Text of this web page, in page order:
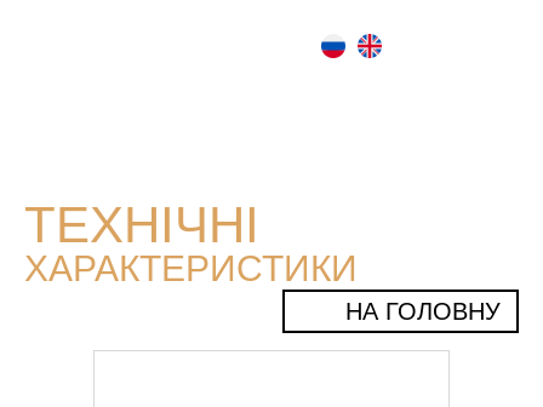
ТЕХНІЧНІ
ХАРАКТЕРИСТИКИ
НА ГОЛОВНУ